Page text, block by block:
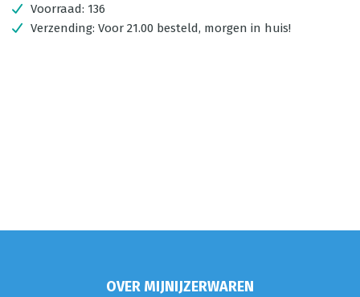
Voorraad: 136
Verzending: Voor 21.00 besteld, morgen in huis!
OVER MIJNIJZERWAREN